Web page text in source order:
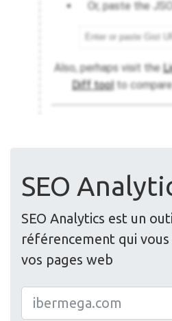
SEO
SEO Analytics est un
référencement qui vous
vos pages web